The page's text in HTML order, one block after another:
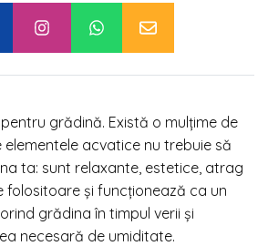
grădină. Există o mulţime de
acvatice nu trebuie să
ta: sunt relaxante, estetice, atrag
folositoare şi funcţionează ca un
grădina în timpul verii şi
necesară de umiditate.